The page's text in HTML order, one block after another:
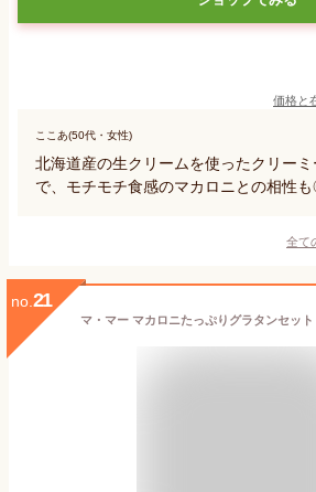
価格と
ここあ(50代・女性)
北海道産の生クリームを使ったクリー
で、モチモチ食感のマカロニとの相性も
全て
no. 21